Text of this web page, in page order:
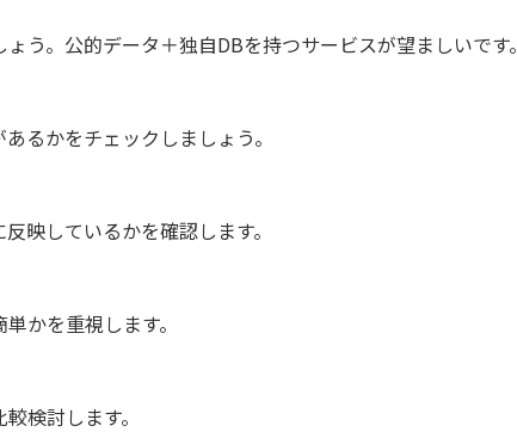
う。公的データ＋独自DBを持つサービスが望ましいです
るかをチェックしましょう。
映しているかを確認します。
かを重視します。
検討します。